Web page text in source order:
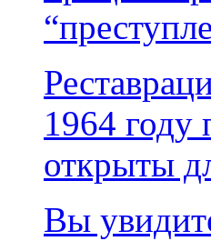
1964 году
открыты
Вы